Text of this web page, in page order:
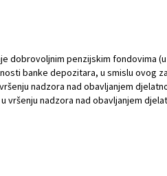
dobrovoljnim penzijskim fondovima
banke depozitara, u smislu ovog
nadzora nad obavljanjem
nadzora nad obavljanjem